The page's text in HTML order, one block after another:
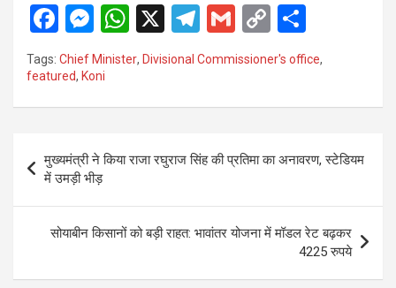
F
a
ce
b
o
k
M
es
se
n
er
W
h
at
s
p
X
T
el
e
gr
m
G
m
ail
C
o
py
Li
k
ar
e
Tags: Chief Minister, Divisional Commissioner's office,
featured, Koni
navigation
मुख्यमंत्री ने किया राजा रघुराज सिंह की प्रतिमा का अनावरण, स्टेडियम
में उमड़ी भीड़
सोयाबीन किसानों को बड़ी राहत: भावांतर योजना में मॉडल रेट बढ़कर
4225 रुपये